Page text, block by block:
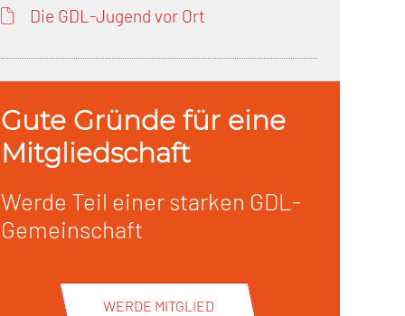
Die GDL-Jugend vor Ort
Gute Gründe für eine
Mitgliedschaft
Werde Teil einer starken GDL-
Gemeinschaft
WERDE MITGLIED